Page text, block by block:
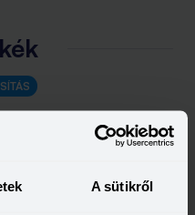
A sütikről